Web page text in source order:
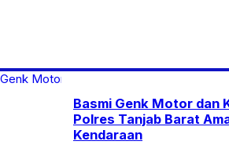
Basmi Genk Motor dan
Polres Tanjab Barat
Kendaraan